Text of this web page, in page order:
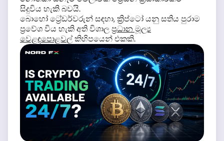
සිදුවිය හැකි බවයි.
බොහෝ ට්‍රේඩර්වරුන් සඳහා, ක්‍රිප්ටෝ යනු සතිය පුරාම
ප්‍රවේශ විය හැකි අති විශාලප්‍රධාන මූල්‍ය
වෙළඳපොළවල්කිහිපයෙන් එකකි.